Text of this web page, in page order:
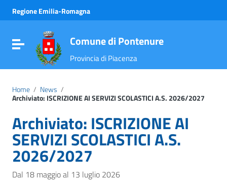
Vai al menu di navigazione
Vai al footer
Regione Emilia-Romagna
Attiva / disattiva la navigazione
Comune di Pontenure
Provincia di Piacenza
Home / News /
Archiviato: ISCRIZIONE AI SERVIZI SCOLASTICI A.S. 2026/2027
Archiviato: ISCRIZIONE AI
SERVIZI SCOLASTICI A.S.
2026/2027
Dal 18 maggio al 13 luglio 2026